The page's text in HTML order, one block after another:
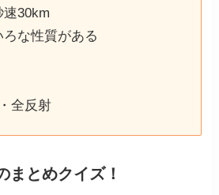
30km
な性質がある
全反射
まとめクイズ！